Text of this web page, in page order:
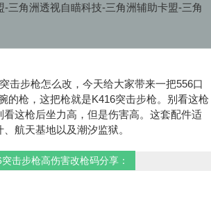
中心
突击步枪高伤害改枪码分享
突击步枪高伤害改枪码分享
击步枪怎么改，今天给大家带来一把556口
的枪，这把枪就是K416突击步枪。别看这枪
这枪后坐力高，但是伤害高。这套配件适
航天基地以及潮汐监狱。
击步枪高伤害改枪码分享：